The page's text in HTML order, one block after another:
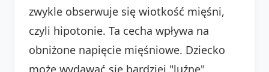
zwykle obserwuje się wiotkość mięśni,
czyli hipotonie. Ta cecha wpływa na
obniżone napięcie mięśniowe. Dziecko
może wydawać się bardziej "luźne".